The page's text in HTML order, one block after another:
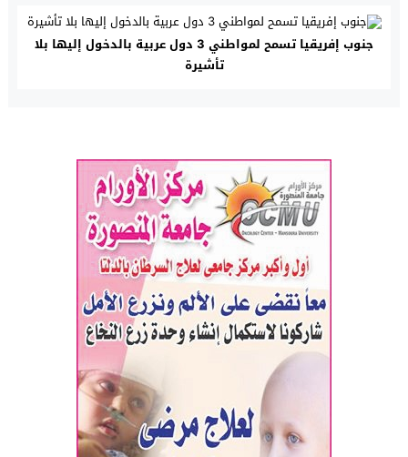
جنوب إفريقيا تسمح لمواطني 3 دول عربية بالدخول إليها بلا
تأشيرة